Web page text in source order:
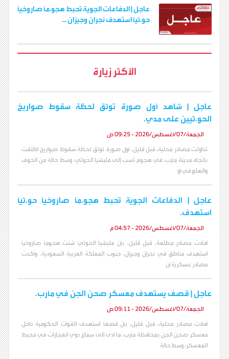
عاجل | الدفاعات الجوية تُحبط هجو.مًا صاروخيًا
حو.ثيًا استهدف نجران وجيزان ...
الأكثر زيارة
عاجل | شاهد أول صورة توثق لحظة سقوط صواريخ
الحو.ثيين على مدي.
الجمعة/07/أغسطس/2026 - 09:25 ص
تداولت مصادر محلية، قبل قليل، أول صورة تُوثق لحظة سقوط صواريخ أُطلقت
باتجاه مدينة مأرب، في هجوم نُسب إلى مليشيا الحوثي، وسط حالة من الخوف
والهلع في أو
عاجل | الدفاعات الجوية تُحبط هجو.مًا صاروخيًا حو.ثيًا
استهدف.
الجمعة/07/أغسطس/2026 - 04:57 م
أفادت مصادر مطلعة، قبل قليل، بأن مليشيا الحوثي شنت هجومًا صاروخيًا
استهدف مناطق في نجران وجيزان، جنوب المملكة العربية السعودية. وأكدت
مصادر عسكرية أن
عاجل | قصف يستهدف معسكر صحن الجن في مأرب.
الجمعة/07/أغسطس/2026 - 09:11 ص
أفادت مصادر محلية، قبل قليل، بأن قصفًا استهدف القوات الحكومية داخل
معسكر صحن الجن بمحافظة مأرب، ما أدى إلى سماع دوي انفجارات في محيط
المعسكر، وسط حالة